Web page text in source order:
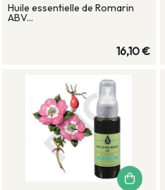
Huile essentielle de Romarin
ABV...
16,10 €